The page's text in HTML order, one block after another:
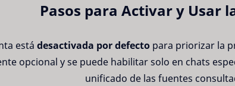
Pasos para Activar y Usar
está desactivada por defectopara priorizar la
opcional y se puede habilitar solo en chats
unificado de las fuentes